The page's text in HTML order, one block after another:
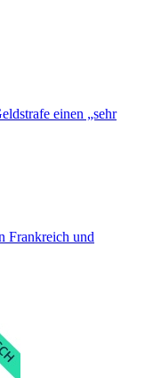
einen „sehr
Frankreich und